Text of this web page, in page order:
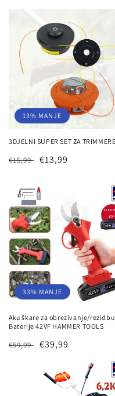
13% MANJE
3DJELNI SUPER SET ZA TRIMMERE
Redovna
€15,99 Prodajna
€13,99
33% MANJE
Aku škare za obrezivanje/rezidbu
Baterije 42VF HAMMER TOOLS
Redovna
€59,99 Prodajna
€39,99